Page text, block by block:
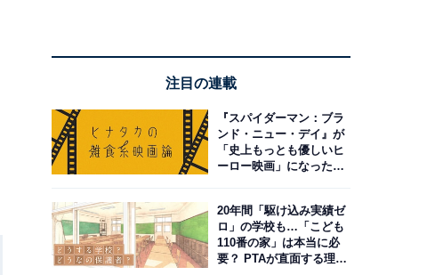
注目の連載
『スパイダーマン：ブラ
ンド・ニュー・デイ』が
「史上もっとも優しいヒ
ーロー映画」になった理
20年間「駆け込み実績ゼ
ロ」の学校も…「こども
110番の家」は本当に必
要？ PTAが直面する理想